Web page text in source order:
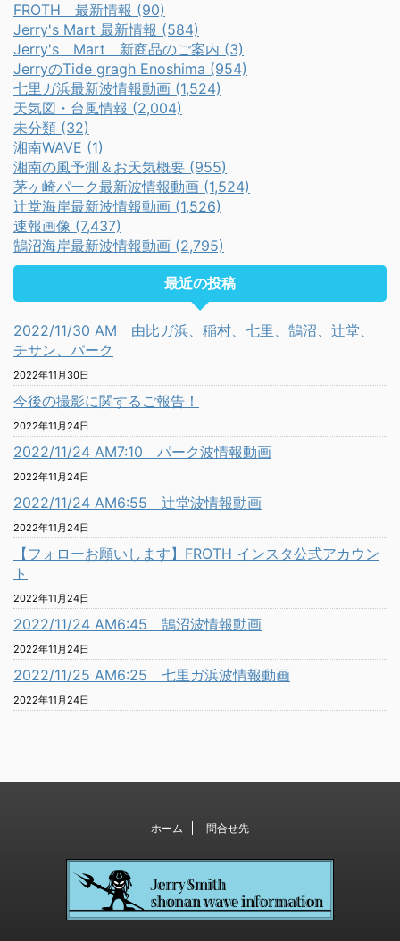
FROTH 最新情報 (90)
Jerry's Mart 最新情報 (584)
Jerry's Mart 新商品のご案内 (3)
JerryのTide gragh Enoshima (954)
七里ガ浜最新波情報動画 (1,524)
天気図・台風情報 (2,004)
未分類 (32)
湘南WAVE (1)
湘南の風予測＆お天気概要 (955)
茅ヶ崎パーク最新波情報動画 (1,524)
辻堂海岸最新波情報動画 (1,526)
速報画像 (7,437)
鵠沼海岸最新波情報動画 (2,795)
最近の投稿
2022/11/30 AM 由比ガ浜、稲村、七里、鵠沼、辻堂、
チサン、パーク
2022年11月30日
今後の撮影に関するご報告！
2022年11月24日
2022/11/24 AM7:10 パーク波情報動画
2022年11月24日
2022/11/24 AM6:55 辻堂波情報動画
2022年11月24日
【フォローお願いします】FROTH インスタ公式アカウン
ト
2022年11月24日
2022/11/24 AM6:45 鵠沼波情報動画
2022年11月24日
2022/11/25 AM6:25 七里ガ浜波情報動画
2022年11月24日
ホーム 問合せ先